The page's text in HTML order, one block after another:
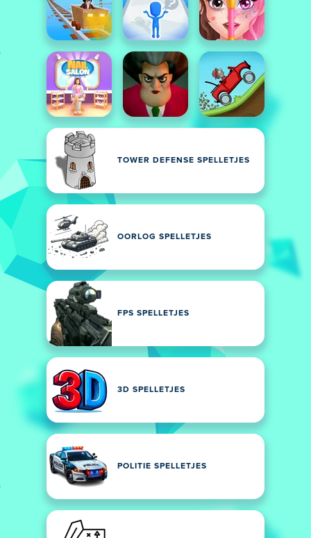
TOWER DEFENSE SPELLETJES
OORLOG SPELLETJES
FPS SPELLETJES
3D SPELLETJES
POLITIE SPELLETJES